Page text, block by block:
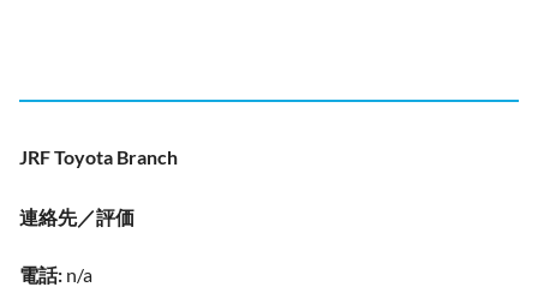
JRF Toyota Branch
連絡先／評価
電話: n/a